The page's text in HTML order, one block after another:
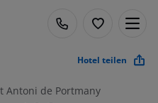
Hotel teilen
Antoni de Portmany